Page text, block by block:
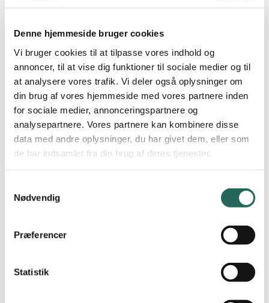
Denne hjemmeside bruger cookies
Vi bruger cookies til at tilpasse vores indhold og
annoncer, til at vise dig funktioner til sociale medier og til
at analysere vores trafik. Vi deler også oplysninger om
din brug af vores hjemmeside med vores partnere inden
for sociale medier, annonceringspartnere og
analysepartnere. Vores partnere kan kombinere disse
data med andre oplysninger, du har givet dem, eller som
de har indsamlet fra din brug af deres tjenester.
Nødvendig
Præferencer
Statistik
Skolernes Basketballstævne 8. klasse
Tirsdag 2. februar 2026
8. klasse:drenge og piger i hver sin række
Et hold består afmindst 10 spillere, der fordeler spilletiden lige.
Der spilles med høj kurvehøjde og bold str. 6.
Betingelser for holdsammensætningen:
Et hold består af elever, der går på samme årgang. Holdet må
hold med elever fra en klasse på årgangen under.
påwww.skoleidraet.dk
at dømme eller lede dommerbord.